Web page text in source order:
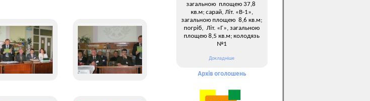
загальною площею 37,8
кв.м; сарай, Літ. «В-1»,
загальною площею 8,6 кв.м;
погріб, Літ. «Г», загальною
площею 8,5 кв.м; колодязь
№1
Докладніше
Архів оголошень